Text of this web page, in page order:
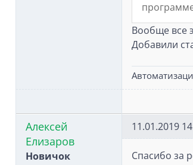
Вообще все
Добавили
Алексей
Елизаров
Новичок
11.01.2019
Спасибо за